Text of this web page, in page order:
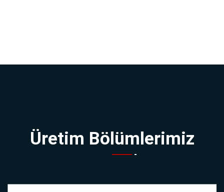
Üretim Bölümlerimiz